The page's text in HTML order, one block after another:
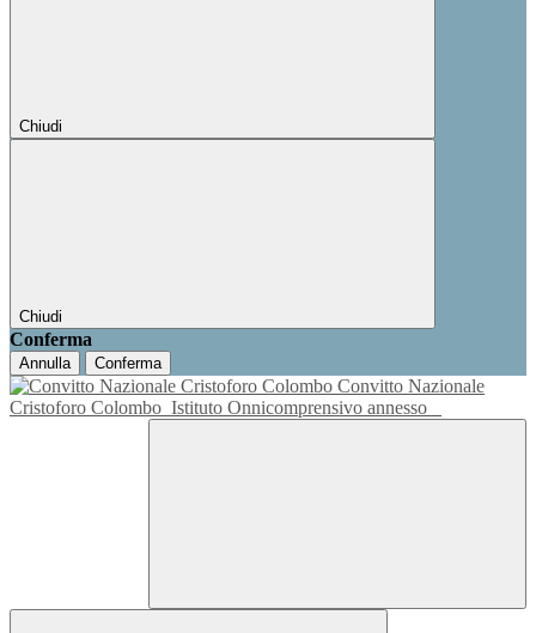
Chiudi
Chiudi
Conferma
Annulla Conferma
Convitto Nazionale
Cristoforo Colombo Istituto Onnicomprensivo annesso